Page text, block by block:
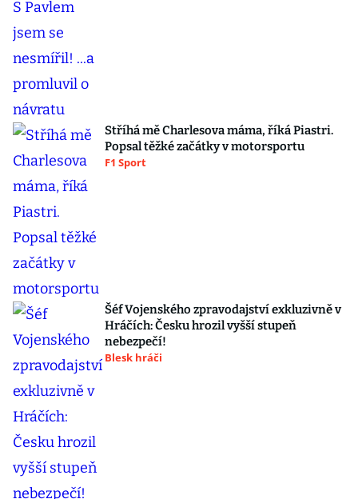
Stříhá mě Charlesova máma, říká Piastri.
Popsal těžké začátky v motorsportu
F1 Sport
Šéf Vojenského zpravodajství exkluzivně v
Hráčích: Česku hrozil vyšší stupeň
nebezpečí!
Blesk hráči